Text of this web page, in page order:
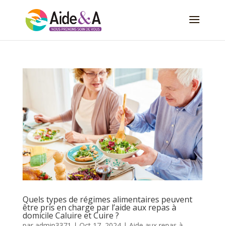
Quels types de régimes alimentaires peuvent
être pris en charge par l’aide aux repas à
domicile Caluire et Cuire ?